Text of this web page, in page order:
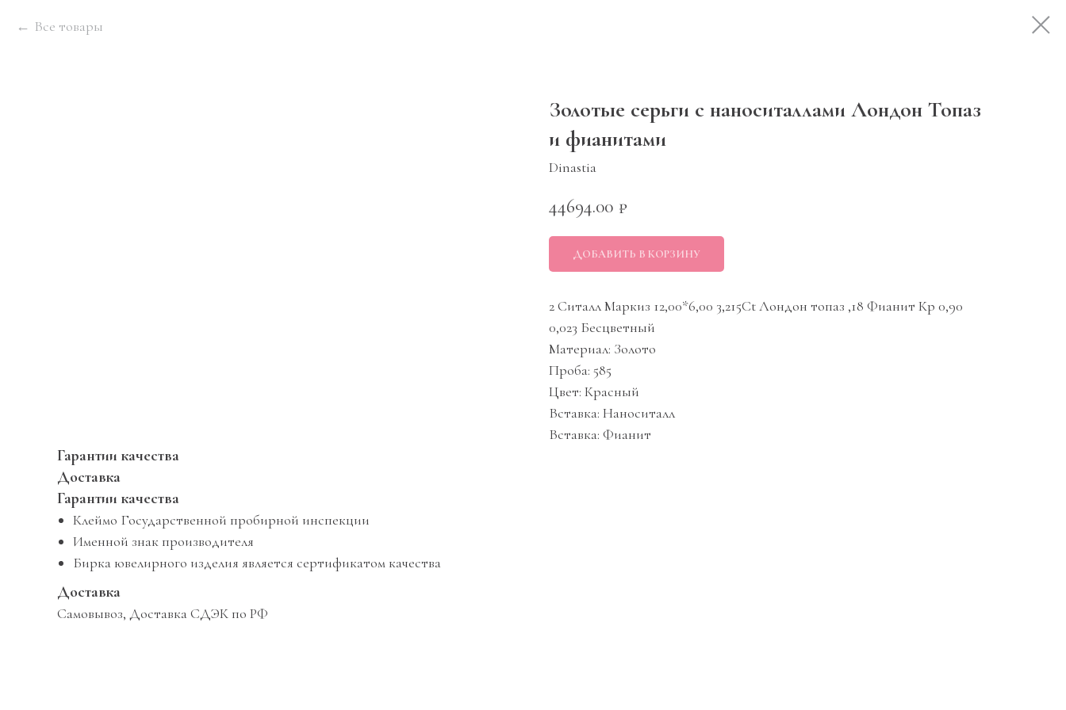
Все товары
Золотые серьги с наноситаллами Лондон Топаз
и фианитами
Dinastia
44694.00 ₽
ДОБАВИТЬ В КОРЗИНУ
2 Ситалл Маркиз 12,00*6,00 3,215Ct Лондон топаз ,18 Фианит Кр 0,90
0,023 Бесцветный
Материал: Золото
Проба: 585
Цвет: Красный
Вставка: Наноситалл
Вставка: Фианит
Гарантии качества
Доставка
Гарантии качества
Клеймо Государственной пробирной инспекции
Именной знак производителя
Бирка ювелирного изделия является сертификатом качества
Доставка
Самовывоз, Доставка СДЭК по РФ